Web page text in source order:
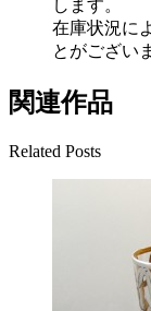
します。
在庫状況に
とがござい
関連作品
Related Posts